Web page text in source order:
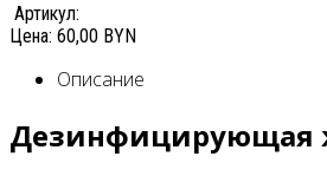
Артикул:
Цена: 60,00 BYN
Описание
Дезинфицирующая